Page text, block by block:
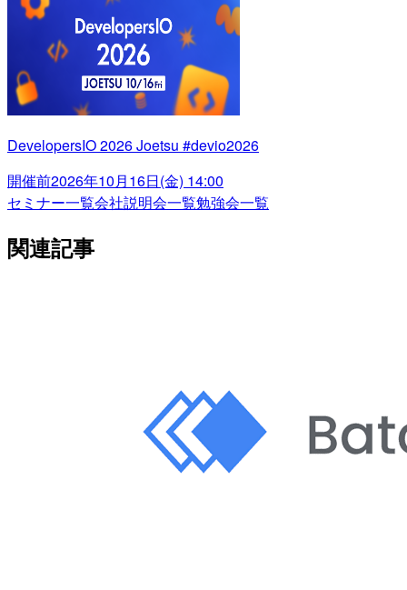
DevelopersIO 2026 Joetsu #devio2026
開催前2026年10月16日(金) 14:00
セミナー一覧会社説明会一覧勉強会一覧
関連記事